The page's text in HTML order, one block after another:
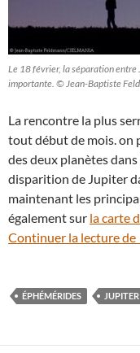
Le 18 février, la séparation entre
importante. © Jean-Baptiste
La rencontre la plus
tout début de mois. on
des deux planètes
disparition de Jupiter
maintenant les
également sur la carte
Continuer la lecture de
ÉPHÉMÉRIDES JUPITER